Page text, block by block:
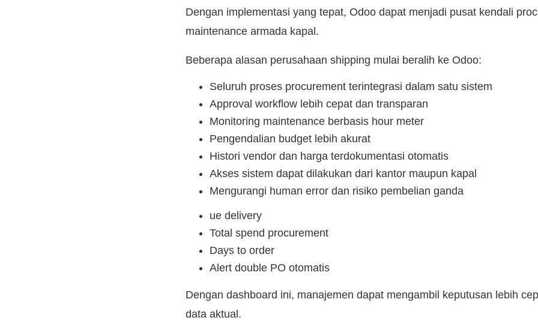
Dengan implementasi yang tepat, Odoo dapat menjadi pusat kendali
maintenance armada kapal.
Beberapa alasan perusahaan shipping mulai beralih ke Odoo:
Seluruh proses procurement terintegrasi dalam satu sistem
Approval workflow lebih cepat dan transparan
Monitoring maintenance berbasis hour meter
Pengendalian budget lebih akurat
Histori vendor dan harga terdokumentasi otomatis
Akses sistem dapat dilakukan dari kantor maupun kapal
Mengurangi human error dan risiko pembelian ganda
ue delivery
Total spend procurement
Days to order
Alert double PO otomatis
Dengan dashboard ini, manajemen dapat mengambil keputusan lebih
data aktual.